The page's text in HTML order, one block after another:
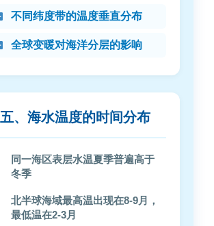
不同纬度带的温度垂直分布
全球变暖对海洋分层的影响
五、海水温度的时间分布
同一海区表层水温夏季普遍高于
冬季
北半球海域最高温出现在8-9月，
最低温在2-3月